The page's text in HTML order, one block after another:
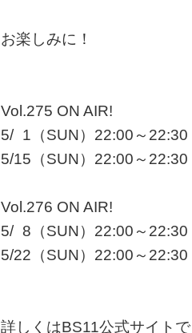
お楽しみに！
Vol.275 ON AIR!
5/0 1（SUN）22:00～22:30
5/15（SUN）22:00～22:30
Vol.276 ON AIR!
5/0 8（SUN）22:00～22:30
5/22（SUN）22:00～22:30
詳しくはBS11公式サイトで